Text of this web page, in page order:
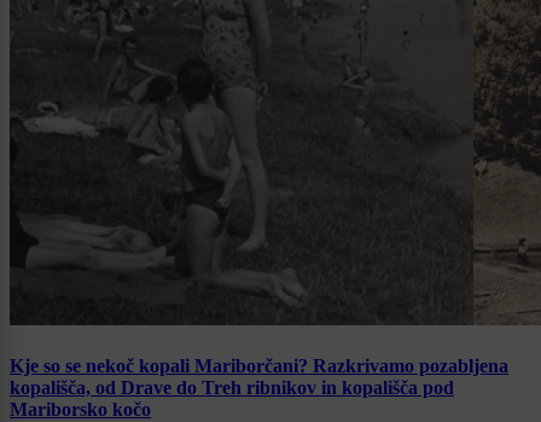
Kje so se nekoč kopali Mariborčani? Razkrivamo pozabljena
kopališča, od Drave do Treh ribnikov in kopališča pod
Mariborsko kočo